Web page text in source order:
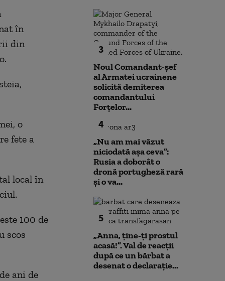
în
din
o
fete a
local în
100 de
scos
ani de
3
Noul Comandant-șef
al Armatei ucrainene
solicită demiterea
comandantului
Forțelor...
4
„Nu am mai văzut
niciodată așa ceva”:
Rusia a doborât o
dronă portugheză rară
și o va...
5
„Anna, ţine-ţi prostul
acasă!”. Val de reacții
după ce un bărbat a
desenat o declarație...